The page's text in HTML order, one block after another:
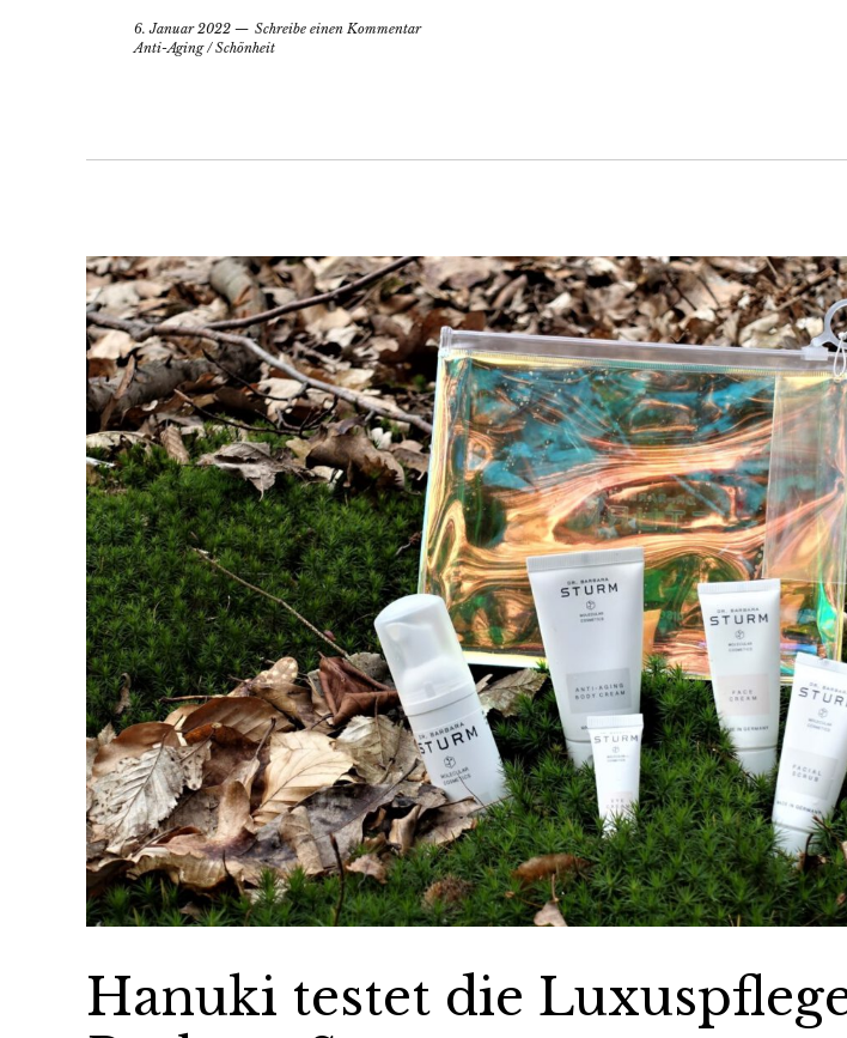
6. Januar 2022
Schreibe einen Kommentar
Anti-Aging/Schönheit
Hanuki testet die